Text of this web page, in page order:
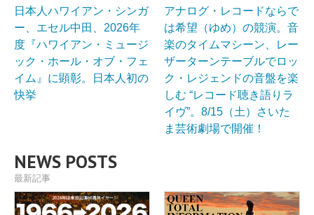
日本人ハワイアン・シンガ
ー、エセル中田、2026年
度『ハワイアン・ミュージ
ック・ホール・オブ・フェ
イム』に顕彰。日本人初の
快挙
アナログ・レコードならで
は希望（ゆめ）の競演。音
楽のタイムマシーン、レー
ザーターンテーブルでロッ
ク・レジェンドの音盤を楽
しむ “レコード聴き語りラ
イヴ”。8/15（土）さいた
ま芸術劇場で開催！
NEWS POSTS
最新記事